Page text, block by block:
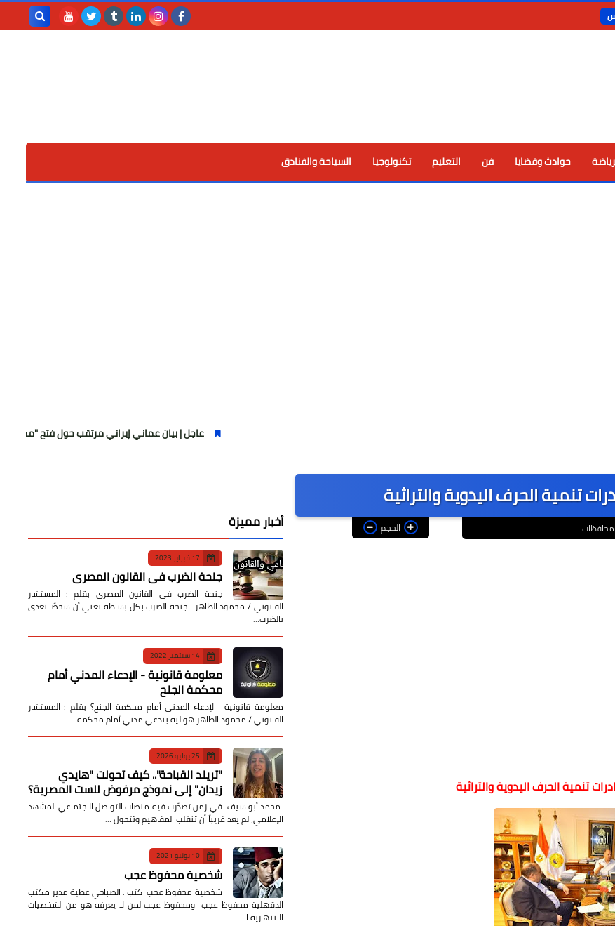
حوادث وقضايا فن التعليم تكنولوجيا السياحة والفنادق
عاجل | بيان عماني إيراني مرتقب حول فتح "ممر عبور مؤقت"
تنمية الحرف اليدوية والتراثية
محافظات الحجم
تنمية الحرف اليدوية والتراثية
أخبار مميزة
17 فبراير 2023
جنحة الضرب في القانون المصري
جنحة الضرب في القانون المصري بقلم : المستشار
القانوني / محمود الطاهر جنحة الضرب بكل بساطة تعني أن شخصًا تعدى
بالضرب…
14 سبتمبر 2022
معلومة قانونية - الإدعاء المدني أمام
محكمة الجنح
معلومة قانونية الإدعاء المدني أمام محكمة الجنح؟ بقلم : المستشار
القانوني / محمود الطاهر هو ليه بندعي مدني أمام محكمة …
25 يوليو 2026
​"تريند القباحة".. كيف تحولت "هايدي
زيدان" إلى نموذج مرفوض للست المصرية؟
​ محمد أبو سيف ​في زمن تصدّرت فيه منصات التواصل الاجتماعي المشهد
الإعلامي، لم يعد غريباً أن تنقلب المفاهيم وتتحول …
10 يونيو 2021
شخصية محفوظ عجب
شخصية محفوظ عجب كتب : الصباحي عطية مدير مكتب
الدقهلية محفوظ عجب ومحفوظ عجب لمن لا يعرفه هو من الشخصيات
الانتهازية ا…